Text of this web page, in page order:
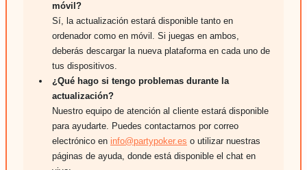
móvil?
Sí, la actualización estará disponible tanto en
ordenador como en móvil. Si juegas en ambos,
deberás descargar la nueva plataforma en cada uno de
tus dispositivos.
¿Qué hago si tengo problemas durante la
actualización?
Nuestro equipo de atención al cliente estará disponible
para ayudarte. Puedes contactarnos por correo
electrónico en info@partypoker.es o utilizar nuestras
páginas de ayuda, donde está disponible el chat en